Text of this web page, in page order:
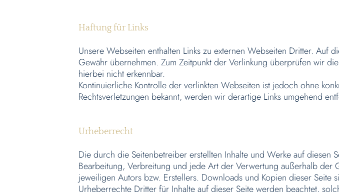
Haftung für Links
Unsere Webseiten enthalten Links zu externen Webseiten Dritter. Auf
Gewähr übernehmen. Zum Zeitpunkt der Verlinkung überprüfen wir
hierbei nicht erkennbar.
Kontinuierliche Kontrolle der verlinkten Webseiten ist jedoch ohne
Rechtsverletzungen bekannt, werden wir derartige Links umgehend
Urheberrecht
Die durch die Seitenbetreiber erstellten Inhalte und Werke auf
Bearbeitung, Verbreitung und jede Art der Verwertung außerhalb
jeweiligen Autors bzw. Erstellers. Downloads und Kopien dieser
Urheberrechte Dritter für Inhalte auf dieser Seite werden beachtet,